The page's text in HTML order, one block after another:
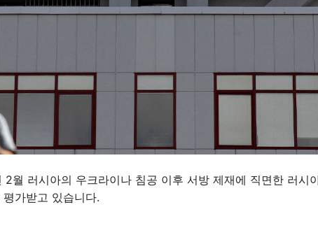
월 러시아의 우크라이나 침공 이후 서방 제재에 직면한 러시
가받고 있습니다.